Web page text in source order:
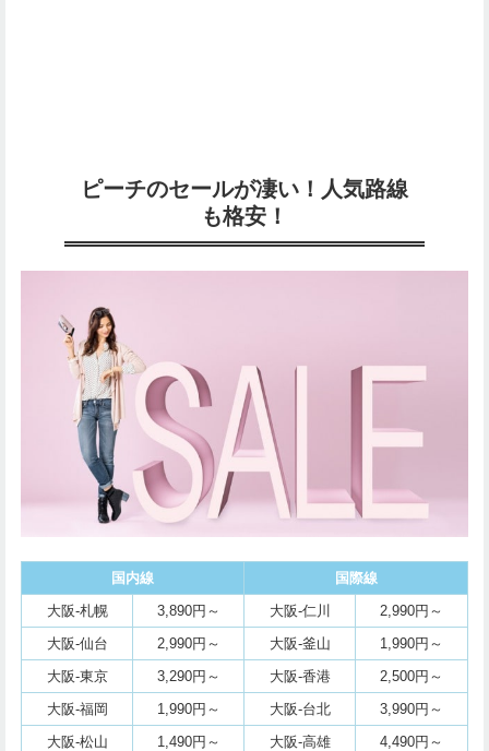
ピーチのセールが凄い！人気路線
も格安！
国内線
国際線
大阪-札幌
3,890円～ 大阪-仁川
2,990円～
大阪-仙台
2,990円～ 大阪-釜山
1,990円～
大阪-東京
3,290円～ 大阪-香港
2,500円～
大阪-福岡
1,990円～ 大阪-台北
3,990円～
大阪-松山
1,490円～ 大阪-高雄
4,490円～